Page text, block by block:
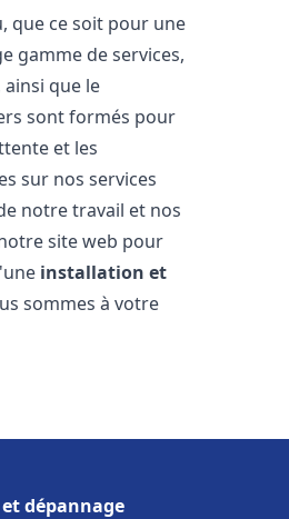
que ce soit pour une
gamme de services,
que le
sont formés pour
et les
sur nos services
notre travail et nos
site web pour
installation et
sommes à votre
dépannage